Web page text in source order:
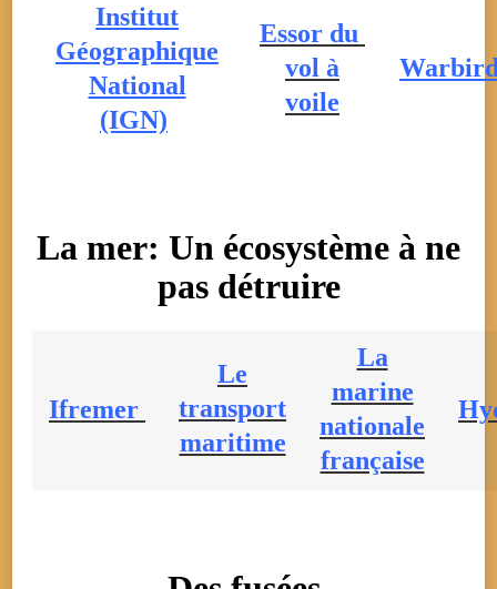
Institut
Géographique
National
(IGN)
Essor du
vol à
voile
La mer: Un écosystème à ne
pas détruire
Ifremer
Le
transport
maritime
La
marine
nationale
française